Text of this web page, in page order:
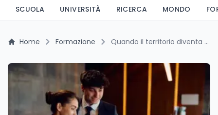
SCUOLA UNIVERSITÀ RICERCA MONDO
Home Formazione Quando il territorio diventa la vera scuola del turismo